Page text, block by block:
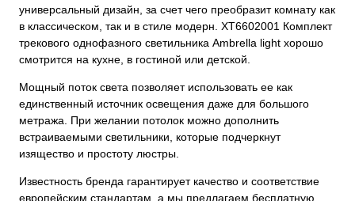
универсальный дизайн, за счет чего преобразит комнату как
в классическом, так и в стиле модерн. XT6602001 Комплект
трекового однофазного светильника Ambrella light хорошо
смотрится на кухне, в гостиной или детской.
Мощный поток света позволяет использовать ее как
единственный источник освещения даже для большого
метража. При желании потолок можно дополнить
встраиваемыми светильники, которые подчеркнут
изящество и простоту люстры.
Известность бренда гарантирует качество и соответствие
европейским стандартам, а мы предлагаем бесплатную